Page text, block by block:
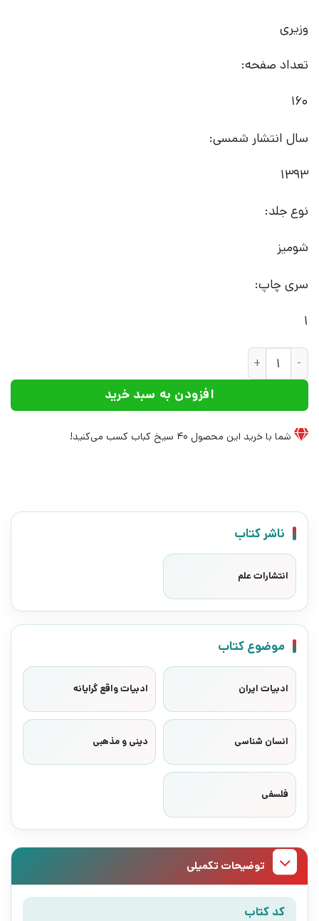
وزیری
تعداد صفحه:
160
سال انتشار شمسی:
1393
نوع جلد:
شومیز
سری چاپ:
1
کتاب ساختار یک مدل رفتاری | انتشارات علم عدد
افزودن به سبد خرید
شما با خرید این محصول 40 سیخ کباب کسب می‌کنید!
ناشر کتاب
انتشارات علم
موضوع کتاب
ادبیات ایران ادبیات واقع گرایانه
انسان شناسی دینی و مذهبی
فلسفی
توضیحات تکمیلی
کد کتاب